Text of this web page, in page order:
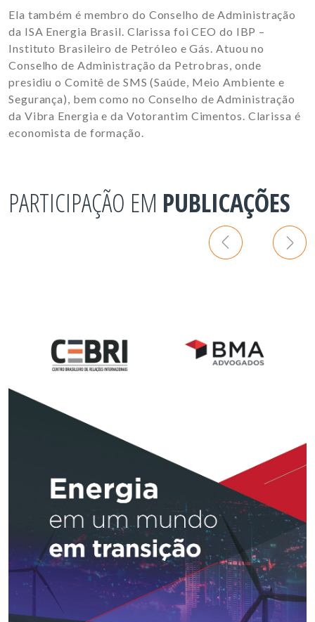
Ela também é membro do Conselho de Administração
da ISA Energia Brasil. Clarissa foi CEO do IBP –
Instituto Brasileiro de Petróleo e Gás. Atuou no
Conselho de Administração da Petrobras, onde
presidiu o Comitê de SMS (Saúde, Meio Ambiente e
Segurança), bem como no Conselho de Administração
da Vibra Energia e da Votorantim Cimentos. Clarissa é
economista de formação.
PARTICIPAÇÃO EM PUBLICAÇÕES